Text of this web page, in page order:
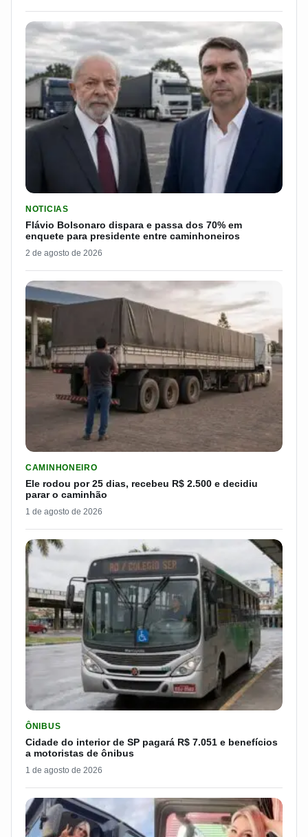
NOTICIAS
Flávio Bolsonaro dispara e passa dos 70% em
enquete para presidente entre caminhoneiros
2 de agosto de 2026
CAMINHONEIRO
Ele rodou por 25 dias, recebeu R$ 2.500 e decidiu
parar o caminhão
1 de agosto de 2026
ÔNIBUS
Cidade do interior de SP pagará R$ 7.051 e benefícios
a motoristas de ônibus
1 de agosto de 2026